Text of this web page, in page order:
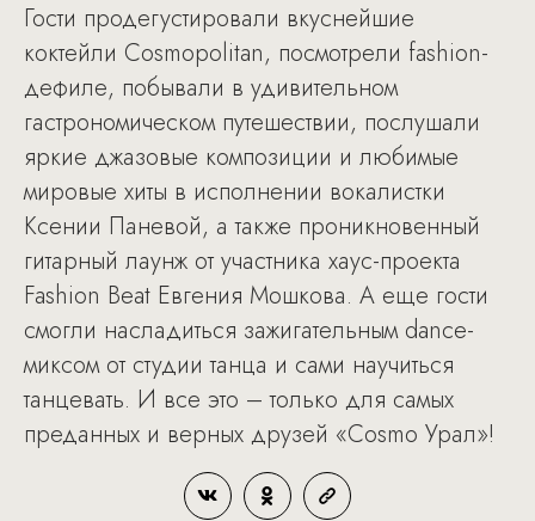
Гости продегустировали вкуснейшие
коктейли Cosmopolitan, посмотрели fashion-
дефиле, побывали в удивительном
гастрономическом путешествии, послушали
яркие джазовые композиции и любимые
мировые хиты в исполнении вокалистки
Ксении Паневой, а также проникновенный
гитарный лаунж от участника хаус-проекта
Fashion Beat Евгения Мошкова. А еще гости
смогли насладиться зажигательным dance-
миксом от студии танца и сами научиться
танцевать. И все это – только для самых
преданных и верных друзей «Cosmo Урал»!